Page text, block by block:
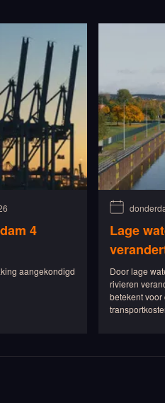
4
aangekondigd
Lage
Door lage
rivieren
betekent